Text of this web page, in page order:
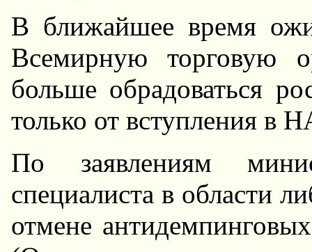
В ближайшее время
Всемирную торговую
больше обрадоваться
только от вступления в
По заявлениям
специалиста в области
отмене